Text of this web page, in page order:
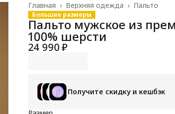
Пальто
Верхняя одежда ›
Главная ›
Большие размеры
Пальто мужское из
100% шерсти
24 990 ₽
Получите скидку и кешбэк